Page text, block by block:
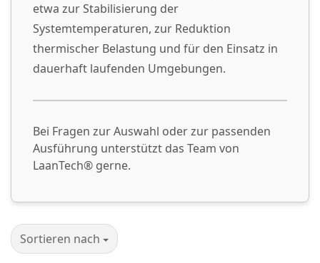
etwa zur Stabilisierung der
Systemtemperaturen, zur Reduktion
thermischer Belastung und für den Einsatz in
dauerhaft laufenden Umgebungen.
Bei Fragen zur Auswahl oder zur passenden
Ausführung unterstützt das Team von
LaanTech® gerne.
Sortieren nach
Sortieren nach